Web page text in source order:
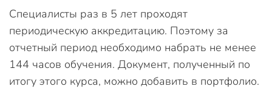
Специалисты раз в 5 лет проходят
периодическую аккредитацию. Поэтому за
отчетный период необходимо набрать не менее
144 часов обучения. Документ, полученный по
итогу этого курса, можно добавить в портфолио.